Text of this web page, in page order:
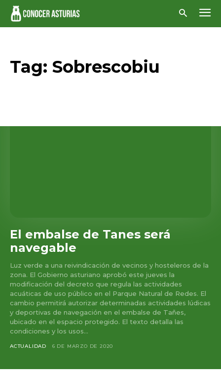
Tag: Sobrescobiu
El embalse de Tanes será
navegable
Luz verde a una reivindicación de vecinos y hosteleros de la
zona. El Gobierno asturiano aprobó este jueves la
modificación del decreto que regula las actividades
acuáticas de uso público en el Parque Natural de Redes. El
cambio permitirá autorizar determinadas actividades lúdicas
y deportivas de navegación en el embalse de Tañes,
ubicado en el espacio protegido. El texto detalla las
condiciones y los usos...
ACTUALIDAD 6 DE MARZO DE 2020